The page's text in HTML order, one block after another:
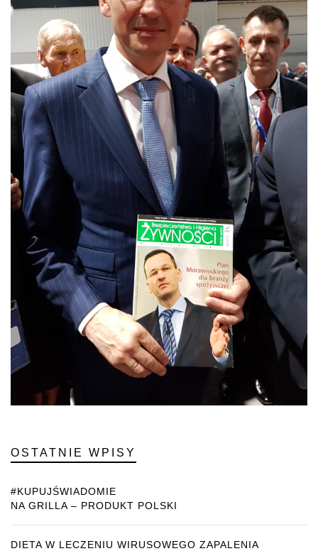
OSTATNIE WPISY
#KUPUJŚWIADOMIE
NA GRILLA – PRODUKT POLSKI
DIETA W LECZENIU WIRUSOWEGO ZAPALENIA